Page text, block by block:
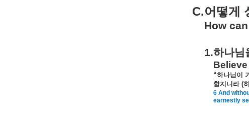
C.어떻게
How
1.하나님
“하나님이
할지니라(히
6 And
earnestly